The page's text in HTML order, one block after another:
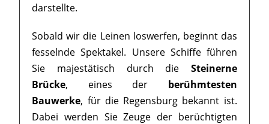
darstellte.
Sobald wir die Leinen loswerfen, beginnt das
fesselnde Spektakel. Unsere Schiffe führen
Sie majestätisch durch die Steinerne
Brücke, eines der berühmtesten
Bauwerke, für die Regensburg bekannt ist.
Dabei werden Sie Zeuge der berüchtigten